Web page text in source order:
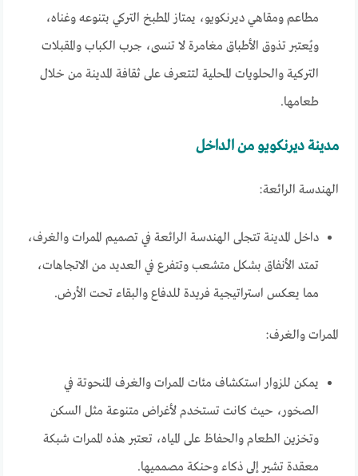
مطاعم ومقاهي ديرنكويو، يمتاز المطبخ التركي بتنوعه وغناه،
ويُعتبر تذوق الأطباق مغامرة لا تنسى، جرب الكباب والمقبلات
التركية والحلويات المحلية لتتعرف على ثقافة المدينة من خلال
طعامها.
مدينة ديرنكويو من الداخل
الهندسة الرائعة:
داخل المدينة تتجلى الهندسة الرائعة في تصميم الممرات والغرف،
تمتد الأنفاق بشكل متشعب وتتفرع في العديد من الاتجاهات،
مما يعكس استراتيجية فريدة للدفاع والبقاء تحت الأرض.
الممرات والغرف:
يمكن للزوار استكشاف مئات الممرات والغرف المنحوتة في
الصخور، حيث كانت تستخدم لأغراض متنوعة مثل السكن
وتخزين الطعام والحفاظ على المياه، تعتبر هذه الممرات شبكة
معقدة تشير إلى ذكاء وحنكة مصمميها.